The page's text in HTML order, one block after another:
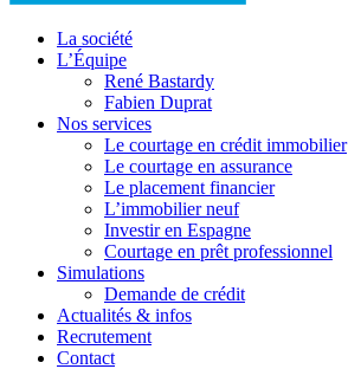
La société
L’Équipe
René Bastardy
Fabien Duprat
Nos services
Le courtage en crédit immobilier
Le courtage en assurance
Le placement financier
L’immobilier neuf
Investir en Espagne
Courtage en prêt professionnel
Simulations
Demande de crédit
Actualités & infos
Recrutement
Contact